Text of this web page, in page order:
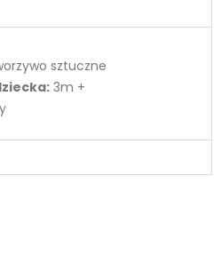
sztuczne
3m +